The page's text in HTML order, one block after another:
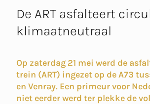
De ART asfalteert
klimaatneutraal
Op zaterdag 21 mei werd de
trein (ART) ingezet op de A73
en Venray. Een primeur voor
niet eerder werd ter plekke de